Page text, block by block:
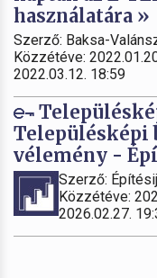
használatára »
Szerző: Baksa-
Közzétéve:
2022.03.12. 18:59
Településképi
vélemény -
Szerző:
Közzétéve:
2026.02.27.